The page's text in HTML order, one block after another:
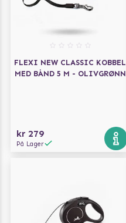
FLEXI NEW CLASSIC KOBBEL
MED BÅND 5 M - OLIVGRØNN
kr 279
På Lager